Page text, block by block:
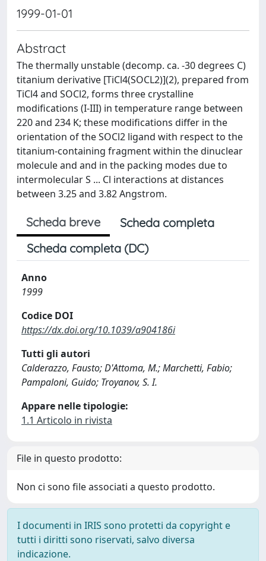
1999-01-01
Abstract
The thermally unstable (decomp. ca. -30 degrees C)
titanium derivative [TiCl4(SOCL2)](2), prepared from
TiCl4 and SOCl2, forms three crystalline
modifications (I-III) in temperature range between
220 and 234 K; these modifications differ in the
orientation of the SOCl2 ligand with respect to the
titanium-containing fragment within the dinuclear
molecule and and in the packing modes due to
intermolecular S ... Cl interactions at distances
between 3.25 and 3.82 Angstrom.
Scheda breve
Scheda completa
Scheda completa (DC)
Anno
1999
Codice DOI
https://dx.doi.org/10.1039/a904186i
Tutti gli autori
Calderazzo, Fausto; D'Attoma, M.; Marchetti, Fabio;
Pampaloni, Guido; Troyanov, S. I.
Appare nelle tipologie:
1.1 Articolo in rivista
File in questo prodotto:
Non ci sono file associati a questo prodotto.
I documenti in IRIS sono protetti da copyright e
tutti i diritti sono riservati, salvo diversa
indicazione.